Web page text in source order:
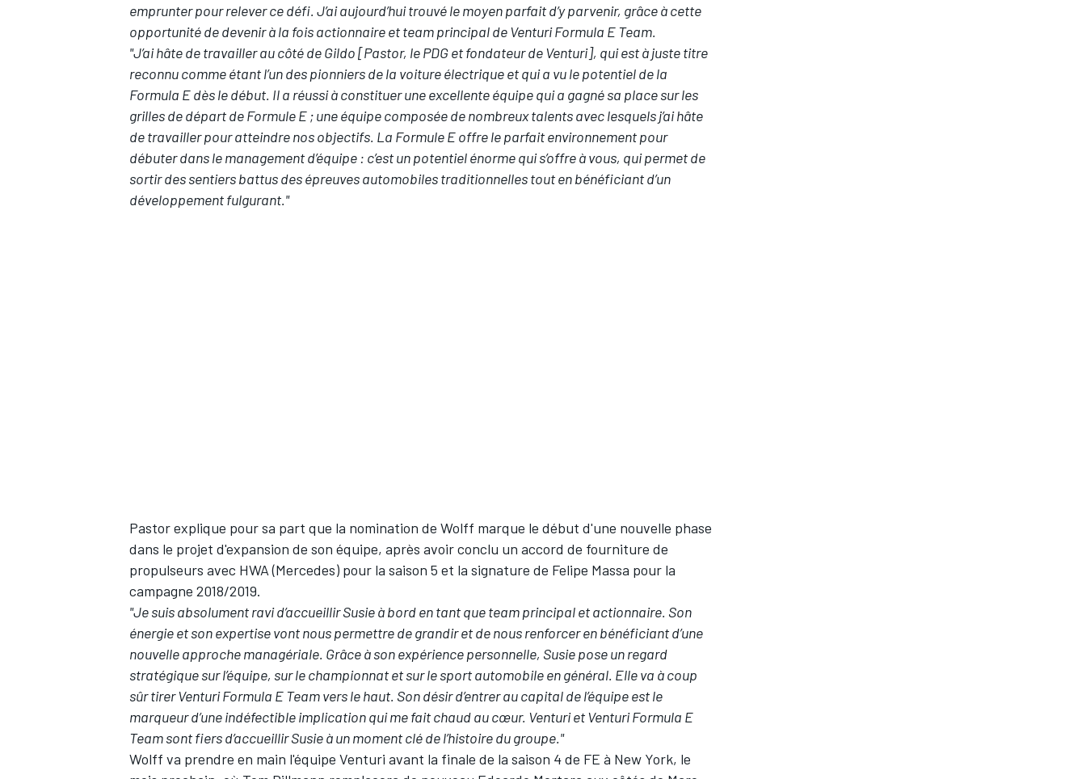
AUTRES CHAMPIONNATS
emprunter pour relever ce défi. J’ai aujourd’hui trouvé le moyen parfait d’y parvenir, grâce à cette
opportunité de devenir à la fois actionnaire et team principal de Venturi Formula E Team.
"J’ai hâte de travailler au côté de Gildo [Pastor, le PDG et fondateur de Venturi], qui est à juste titre
reconnu comme étant l’un des pionniers de la voiture électrique et qui a vu le potentiel de la
Formula E dès le début. Il a réussi à constituer une excellente équipe qui a gagné sa place sur les
grilles de départ de Formule E ; une équipe composée de nombreux talents avec lesquels j’ai hâte
de travailler pour atteindre nos objectifs. La Formule E offre le parfait environnement pour
débuter dans le management d’équipe : c’est un potentiel énorme qui s’offre à vous, qui permet de
sortir des sentiers battus des épreuves automobiles traditionnelles tout en bénéficiant d’un
développement fulgurant."
Pastor explique pour sa part que la nomination de Wolff marque le début d'une nouvelle phase
dans le projet d'expansion de son équipe, après avoir conclu un accord de fourniture de
propulseurs avec HWA (Mercedes) pour la saison 5 et la signature de Felipe Massa pour la
campagne 2018/2019.
"Je suis absolument ravi d’accueillir Susie à bord en tant que team principal et actionnaire. Son
énergie et son expertise vont nous permettre de grandir et de nous renforcer en bénéficiant d’une
nouvelle approche managériale. Grâce à son expérience personnelle, Susie pose un regard
stratégique sur l’équipe, sur le championnat et sur le sport automobile en général. Elle va à coup
sûr tirer Venturi Formula E Team vers le haut. Son désir d’entrer au capital de l’équipe est le
marqueur d’une indéfectible implication qui me fait chaud au cœur. Venturi et Venturi Formula E
Team sont fiers d’accueillir Susie à un moment clé de l’histoire du groupe."
Wolff va prendre en main l'équipe Venturi avant la finale de la saison 4 de FE à New York, le